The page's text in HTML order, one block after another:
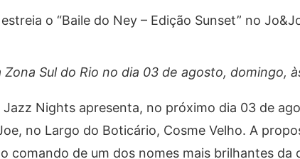
Sul do Rio no dia 03 de agosto, domingo,
Nights apresenta, no próximo dia 03 de
no Largo do Boticário, Cosme Velho. A
comando de um dos nomes mais brilhantes